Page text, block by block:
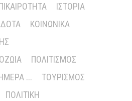
ΙΣΤΟΡΊΑ
ΚΟΙΝΩΝΙΚΆ
ΠΟΛΙΤΙΣΜΌΣ
...
ΤΟΥΡΙΣΜΌΣ
ΠΟΛΙΤΙΚΉ